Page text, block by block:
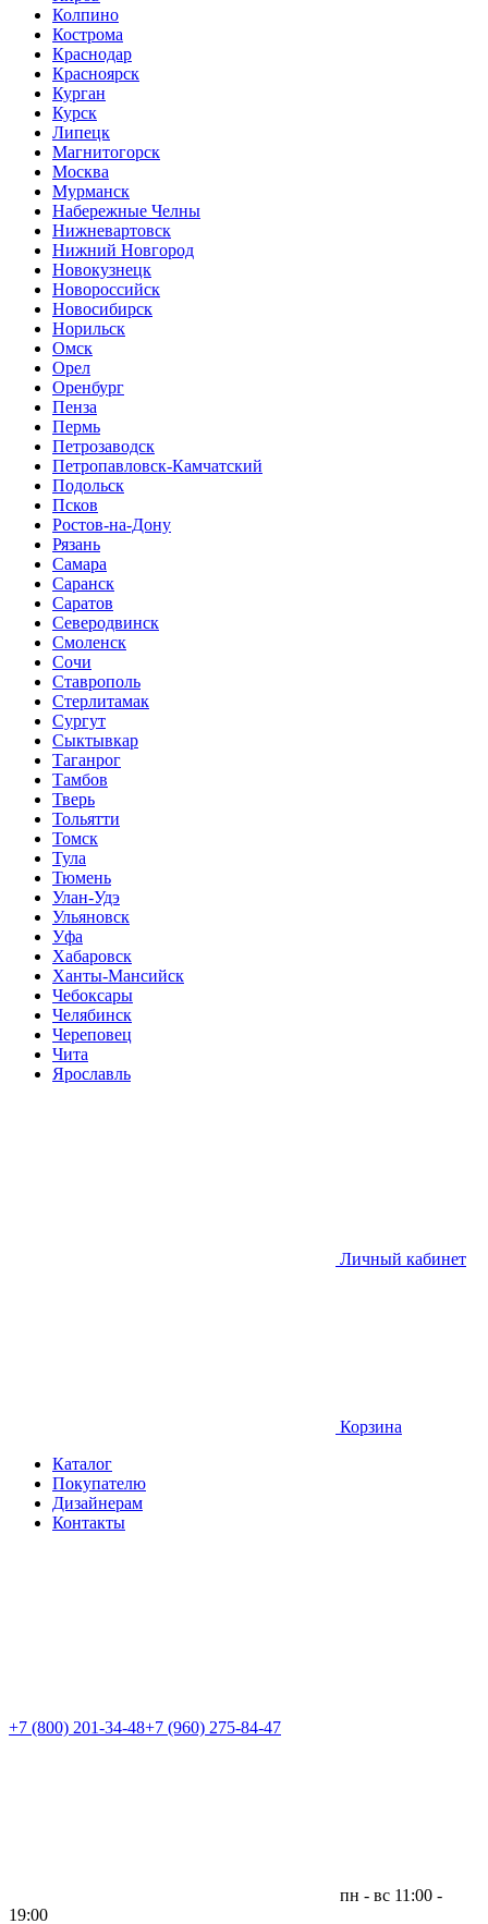
Колпино
Кострома
Краснодар
Красноярск
Курган
Курск
Липецк
Магнитогорск
Москва
Мурманск
Набережные Челны
Нижневартовск
Нижний Новгород
Новокузнецк
Новороссийск
Новосибирск
Норильск
Омск
Орел
Оренбург
Пенза
Пермь
Петрозаводск
Петропавловск-Камчатский
Подольск
Псков
Ростов-на-Дону
Рязань
Самара
Саранск
Саратов
Северодвинск
Смоленск
Сочи
Ставрополь
Стерлитамак
Сургут
Сыктывкар
Таганрог
Тамбов
Тверь
Тольятти
Томск
Тула
Тюмень
Улан-Удэ
Ульяновск
Уфа
Хабаровск
Ханты-Мансийск
Чебоксары
Челябинск
Череповец
Чита
Ярославль
Личный кабинет
Корзина
Каталог
Покупателю
Дизайнерам
Контакты
+7 (800) 201-34-48+7 (960) 275-84-47
пн - вс 11:00 -
19:00